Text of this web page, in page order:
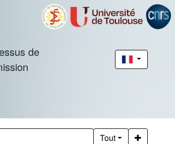
de
Tout